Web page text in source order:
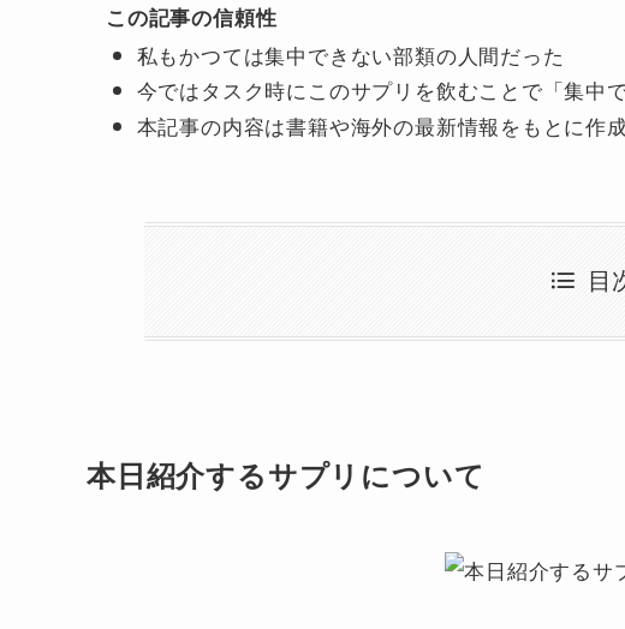
この記事の信頼性
私もかつては集中できない部類の人間だった
今ではタスク時にこのサプリを飲むことで「集中
本記事の内容は書籍や海外の最新情報をもとに作
目
本日紹介するサプリについて